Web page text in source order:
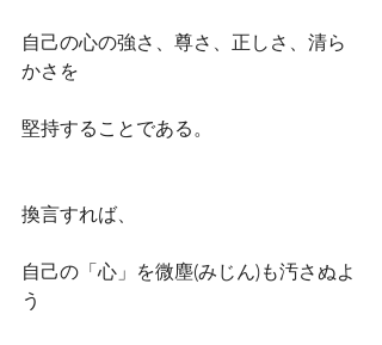
自己の心の強さ、尊さ、正しさ、清ら
かさを
堅持することである。
換言すれば、
自己の「心」を微塵(みじん)も汚さぬよ
う